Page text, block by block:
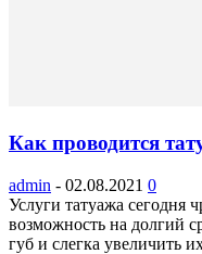
Как проводится
admin - 02.08.2021 0
Услуги татуажа сегодня
возможность на долгий
губ и слегка увеличить